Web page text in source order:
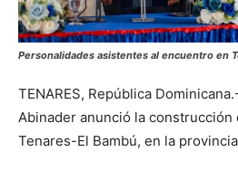
Personalidades asistentes al encuentro en
TENARES, República
Abinader anunció la construcción
Tenares-El Bambú, en la